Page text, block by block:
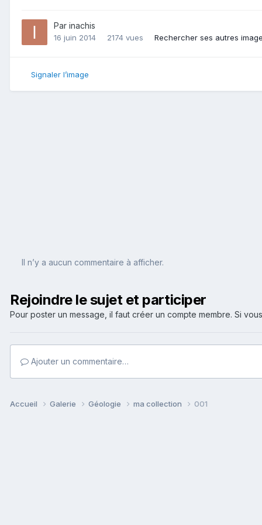
Par inachis
16 juin 2014 2174 vues Rechercher ses autres
Signaler l’image
Il n’y a aucun commentaire à afficher.
Rejoindre le sujet et participer
Pour poster un message, il faut créer un compte membre. Si
Ajouter un commentaire…
Accueil Galerie Géologie ma collection 001